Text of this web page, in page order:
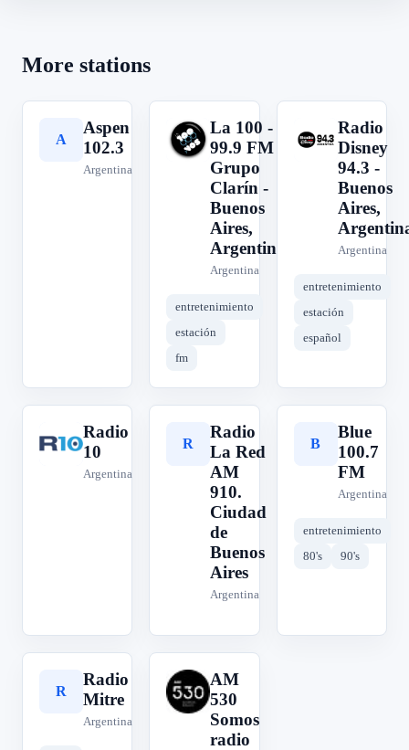
More stations
A
Aspen
102.3
Argentina
L
La 100 -
99.9 FM -
Grupo
Clarín -
Buenos
Aires,
Argentina
Argentina
entretenimiento
estación
fm
R
Radio
Disney
94.3 -
Buenos
Aires,
Argentina
entretenimiento
estación
español
R
Radio
10
Argentina
R
Radio
La Red
AM
910.
Ciudad
de
Buenos
Aires
Argentina
B
Blue
100.7
FM
Argentina
entretenimiento
80's
90's
R
Radio
Mitre
Argentina
A
AM
530
Somos
radio